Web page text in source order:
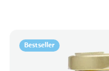
Bestseller